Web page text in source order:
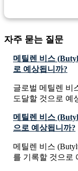
자주 묻는 질문
메틸렌 비스
로 예상됩니까?
글로벌 메틸렌 비
도달할 것으로 예
메틸렌 비스
으로 예상됩니까?
메틸렌 비스
를 기록할 것으로